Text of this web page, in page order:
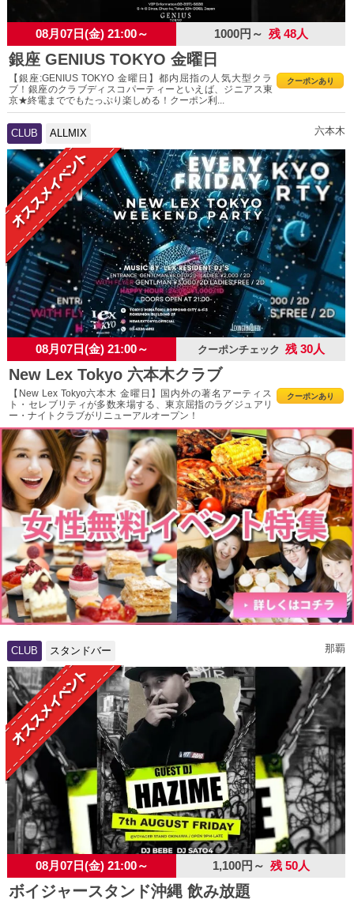
08月07日(金) 21:00～ 1000円～ 残 48人
銀座 GENIUS TOKYO 金曜日
クーポンあり
【銀座:GENIUS TOKYO 金曜日】都内屈指の人気大型クラ
ブ！銀座のクラブディスコパーティーといえば、ジニアス東
京★終電まででもたっぷり楽しめる！クーポン利...
CLUB ALLMIX 六本木
08月07日(金) 21:00～ クーポンチェック 残 30人
New Lex Tokyo 六本木クラブ
クーポンあり
【New Lex Tokyo六本木 金曜日】国内外の著名アーティス
ト・セレブリティが多数来場する、東京屈指のラグジュアリ
ー・ナイトクラブがリニューアルオープン！
CLUB スタンドバー 那覇
08月07日(金) 21:00～ 1,100円～ 残 50人
ボイジャースタンド沖縄 飲み放題